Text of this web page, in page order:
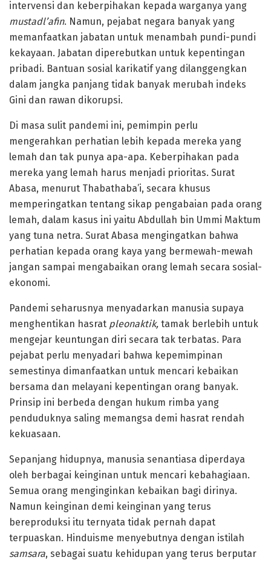
intervensi dan keberpihakan kepada warganya yang
mustadl’afin. Namun, pejabat negara banyak yang
memanfaatkan jabatan untuk menambah pundi-pundi
kekayaan. Jabatan diperebutkan untuk kepentingan
pribadi. Bantuan sosial karikatif yang dilanggengkan
dalam jangka panjang tidak banyak merubah indeks
Gini dan rawan dikorupsi.
Di masa sulit pandemi ini, pemimpin perlu
mengerahkan perhatian lebih kepada mereka yang
lemah dan tak punya apa-apa. Keberpihakan pada
mereka yang lemah harus menjadi prioritas. Surat
Abasa, menurut Thabathaba’i, secara khusus
memperingatkan tentang sikap pengabaian pada orang
lemah, dalam kasus ini yaitu Abdullah bin Ummi Maktum
yang tuna netra. Surat Abasa mengingatkan bahwa
perhatian kepada orang kaya yang bermewah-mewah
jangan sampai mengabaikan orang lemah secara sosial-
ekonomi.
Pandemi seharusnya menyadarkan manusia supaya
menghentikan hasrat pleonaktik, tamak berlebih untuk
mengejar keuntungan diri secara tak terbatas. Para
pejabat perlu menyadari bahwa kepemimpinan
semestinya dimanfaatkan untuk mencari kebaikan
bersama dan melayani kepentingan orang banyak.
Prinsip ini berbeda dengan hukum rimba yang
penduduknya saling memangsa demi hasrat rendah
kekuasaan.
Sepanjang hidupnya, manusia senantiasa diperdaya
oleh berbagai keinginan untuk mencari kebahagiaan.
Semua orang menginginkan kebaikan bagi dirinya.
Namun keinginan demi keinginan yang terus
bereproduksi itu ternyata tidak pernah dapat
terpuaskan. Hinduisme menyebutnya dengan istilah
samsara, sebagai suatu kehidupan yang terus berputar